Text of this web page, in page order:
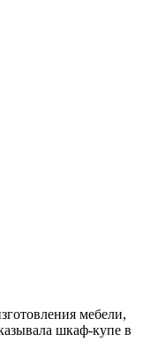
мебели,
шкаф-купе в